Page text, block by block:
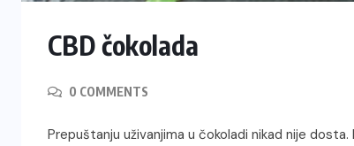
CBD čokolada
0 COMMENTS
Prepuštanju uživanjima u čokoladi nikad nije